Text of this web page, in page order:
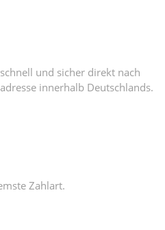
und sicher direkt nach
innerhalb Deutschlands.
Zahlart.